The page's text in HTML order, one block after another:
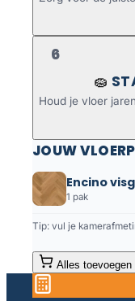
6
🧽
Houd je vloer
JOUW
Encino
1 pak
Tip: vul je
Alles toevoegen